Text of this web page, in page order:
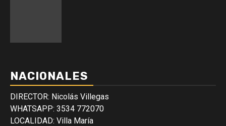
NACIONALES
DIRECTOR: Nicolás Villegas
WHATSAPP: 3534 772070
LOCALIDAD: Villa María